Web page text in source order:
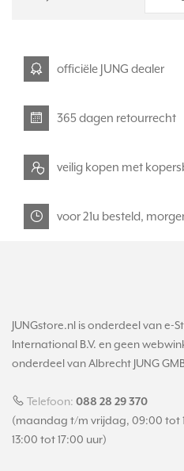
officiële JUNG dealer
365 dagen retourrecht
veilig kopen met
voor 21u besteld,
JUNGstore.nl is onderdeel van e-
International B.V. en geen
onderdeel van Albrecht JUNG
Telefoon: 088 28 29 370
(maandag t/m vrijdag, 09:00 tot
13:00 tot 17:00 uur)